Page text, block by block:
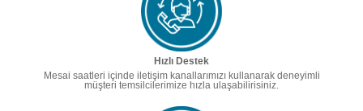
Hızlı Destek
Mesai saatleri içinde iletişim kanallarımızı kullanarak deneyimli
müşteri temsilcilerimize hızla ulaşabilirisiniz.